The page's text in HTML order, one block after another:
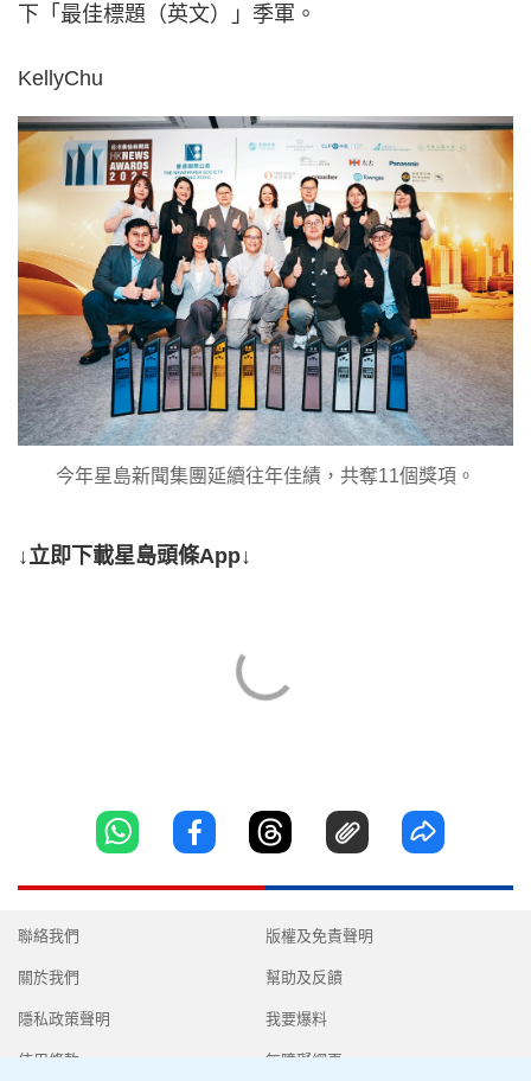
下「最佳標題（英文）」季軍。
KellyChu
今年星島新聞集團延續往年佳績，共奪11個獎項。
↓立即下載星島頭條App↓
聯絡我們
關於我們
隱私政策聲明
使用條款
版權及免責聲明
幫助及反饋
我要爆料
無障礙網頁